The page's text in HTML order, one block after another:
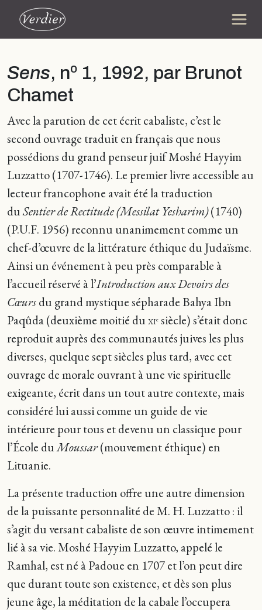
Sens, nº 1, 1992, par Brunot
Chamet
Avec la parution de cet écrit cabaliste, c’est le
second ouvrage traduit en français que nous
possédions du grand penseur juif Moshé Hayyim
Luzzatto (1707-1746). Le premier livre accessible au
lecteur francophone avait été la traduction
duSentier de Rectitude (Messilat Yesharim)(1740)
(P.U.F. 1956) reconnu unanimement comme un
chef-d’œuvre de la littérature éthique du Judaïsme.
Ainsi un événement à peu près comparable à
l’accueil réservé à l’Introduction aux Devoirs des
Cœursdu grand mystique sépharade Bahya Ibn
Paqûda (deuxième moitié du XIe siècle) s’était donc
reproduit auprès des communautés juives les plus
diverses, quelque sept siècles plus tard, avec cet
ouvrage de morale ouvrant à une vie spirituelle
exigeante, écrit dans un tout autre contexte, mais
considéré lui aussi comme un guide de vie
intérieure pour tous et devenu un classique pour
l’École duMoussar(mouvement éthique) en
Lituanie.
La présente traduction offre une autre dimension
de la puissante personnalité de M. H. Luzzatto : il
s’agit du versant cabaliste de son œuvre intimement
lié à sa vie. Moshé Hayyim Luzzatto, appelé le
Ramhal, est né à Padoue en 1707 et l’on peut dire
que durant toute son existence, et dès son plus
jeune âge, la méditation de la cabale l’occupera